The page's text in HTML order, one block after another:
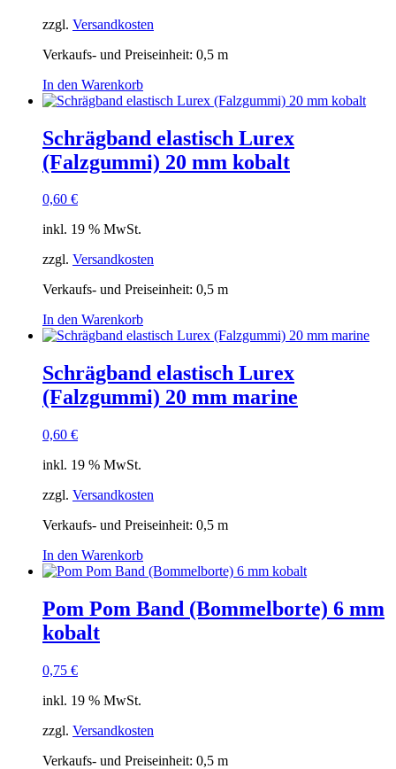
zzgl. Versandkosten
Verkaufs- und Preiseinheit: 0,5 m
In den Warenkorb
Schrägband elastisch Lurex
(Falzgummi) 20 mm kobalt
0,60 €
inkl. 19 % MwSt.
zzgl. Versandkosten
Verkaufs- und Preiseinheit: 0,5 m
In den Warenkorb
Schrägband elastisch Lurex
(Falzgummi) 20 mm marine
0,60 €
inkl. 19 % MwSt.
zzgl. Versandkosten
Verkaufs- und Preiseinheit: 0,5 m
In den Warenkorb
Pom Pom Band (Bommelborte) 6 mm
kobalt
0,75 €
inkl. 19 % MwSt.
zzgl. Versandkosten
Verkaufs- und Preiseinheit: 0,5 m